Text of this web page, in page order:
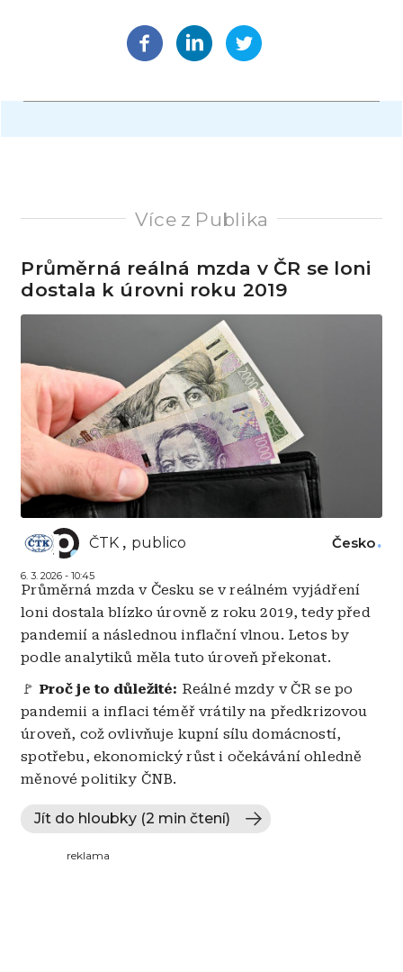
Více z Publika
Průměrná reálná mzda v ČR se loni
dostala k úrovni roku 2019
ČTK publico
6. 3. 2026 - 10:45
Česko
Průměrná mzda v Česku se v reálném vyjádření
loni dostala blízko úrovně z roku 2019, tedy před
pandemií a následnou inflační vlnou. Letos by
podle analytiků měla tuto úroveň překonat.
🚩 Proč je to důležité: Reálné mzdy v ČR se po
pandemii a inflaci téměř vrátily na předkrizovou
úroveň, což ovlivňuje kupní sílu domácností,
spotřebu, ekonomický růst i očekávání ohledně
měnové politiky ČNB.
Jít do hloubky (2 min čtení)
reklama